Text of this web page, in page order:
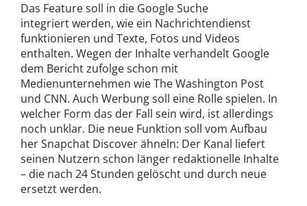
Das Feature soll in die Google Suche
integriert werden, wie ein Nachrichtendienst
funktionieren und Texte, Fotos und Videos
enthalten. Wegen der Inhalte verhandelt Google
dem Bericht zufolge schon mit
Medienunternehmen wie The Washington Post
und CNN. Auch Werbung soll eine Rolle spielen. In
welcher Form das der Fall sein wird, ist allerdings
noch unklar. Die neue Funktion soll vom Aufbau
her Snapchat Discover ähneln: Der Kanal liefert
seinen Nutzern schon länger redaktionelle Inhalte
– die nach 24 Stunden gelöscht und durch neue
ersetzt werden.